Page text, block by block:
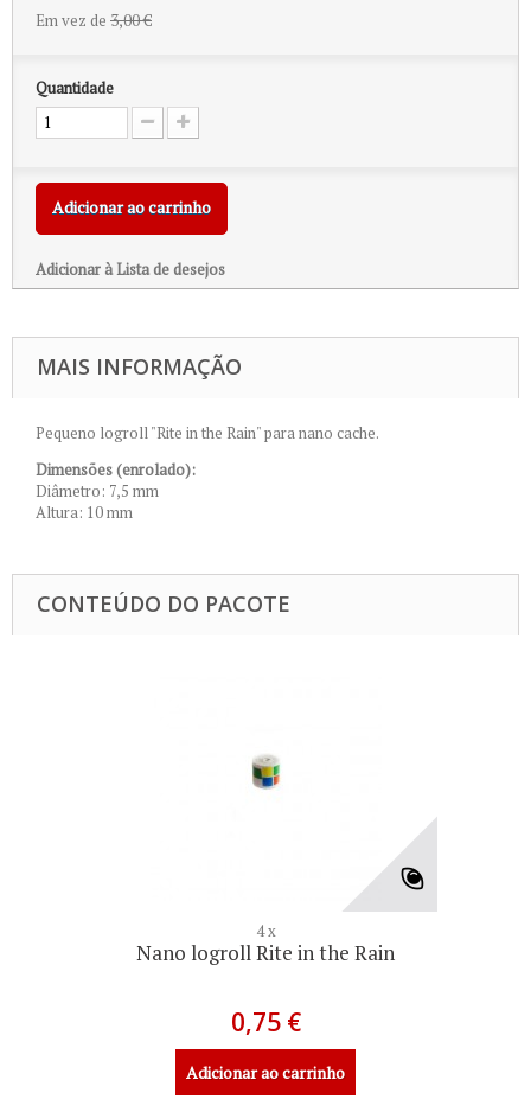
Em vez de 3,00 €
Quantidade
Adicionar ao carrinho
Adicionar à Lista de desejos
MAIS INFORMAÇÃO
Pequeno logroll "Rite in the Rain" para nano cache.
Dimensões (enrolado):
Diâmetro: 7,5 mm
Altura: 10 mm
CONTEÚDO DO PACOTE
4 x
Nano logroll Rite in the Rain
0,75 €
Adicionar ao carrinho